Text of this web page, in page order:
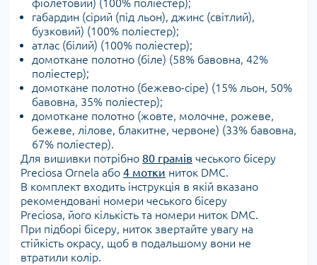
фіолетовий) (100% поліестер);
габардин (сірий (під льон), джинс (світлий),
бузковий) (100% поліестер);
атлас (білий) (100% поліестер);
домоткане полотно (біле) (58% бавовна, 42%
поліестер);
домоткане полотно (бежево-сіре) (15% льон, 50%
бавовна, 35% поліестер);
домоткане полотно (жовте, молочне, рожеве,
бежеве, лілове, блакитне, червоне) (33% бавовна,
67% поліестер).
Для вишивки потрібно 80 грамів чеського бісеру
Preciosa Ornela або 4 мотки ниток DMC.
В комплект входить інструкція в якій вказано
рекомендовані номери чеського бісеру
Preciosa, його кількість та номери ниток DMC.
При підборі бісеру, ниток звертайте увагу на
стійкість окрасу, щоб в подальшому вони не
втратили колір.